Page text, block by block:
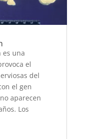
es una
el
del
el gen
aparecen
Los